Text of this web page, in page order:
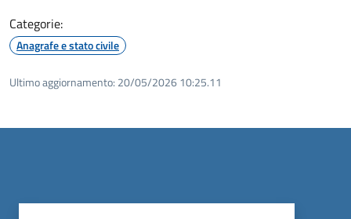
Categorie:
Anagrafe e stato civile
Ultimo aggiornamento: 20/05/2026 10:25.11